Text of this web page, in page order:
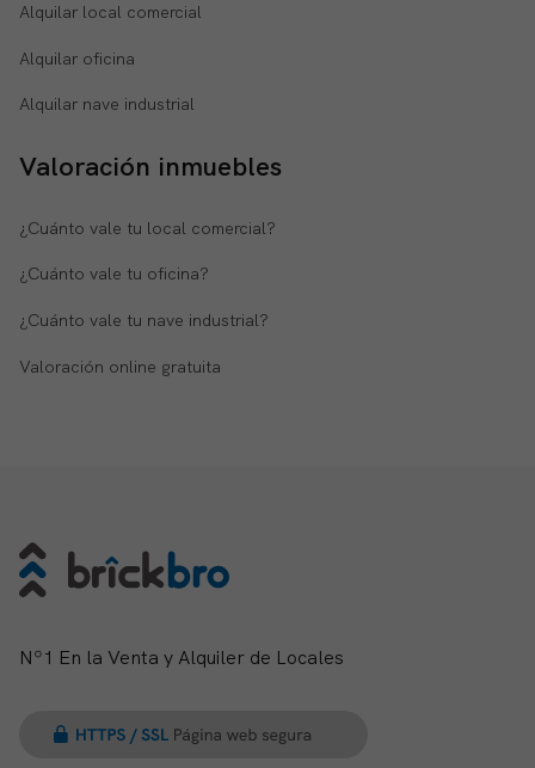
Alquilar local comercial
Alquilar oficina
Alquilar nave industrial
Valoración inmuebles
¿Cuánto vale tu local comercial?
¿Cuánto vale tu oficina?
¿Cuánto vale tu nave industrial?
Valoración online gratuita
Nº1 En la Venta y Alquiler de Locales